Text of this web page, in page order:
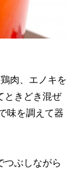
肉、エノキを
ときどき混ぜ
味を調えて器
つぶしながら